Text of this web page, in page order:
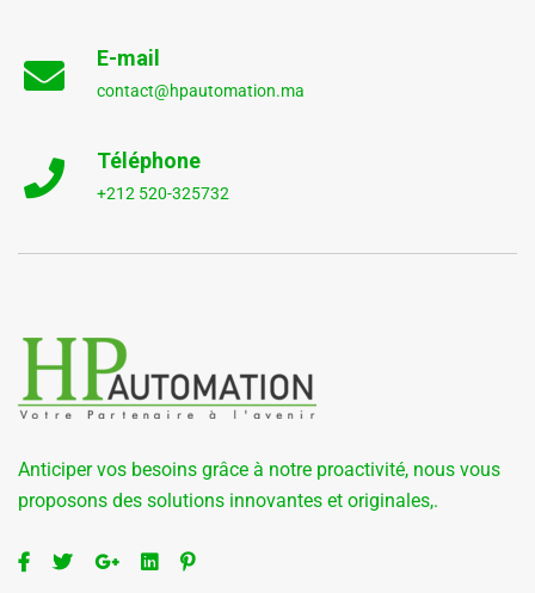
E-mail
contact@hpautomation.ma
Téléphone
+212 520-325732
Anticiper vos besoins grâce à notre proactivité, nous vous
proposons des solutions innovantes et originales,.